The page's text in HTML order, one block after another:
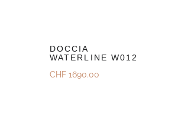
DOCCIA
WATERLINE W012
CHF1690.00